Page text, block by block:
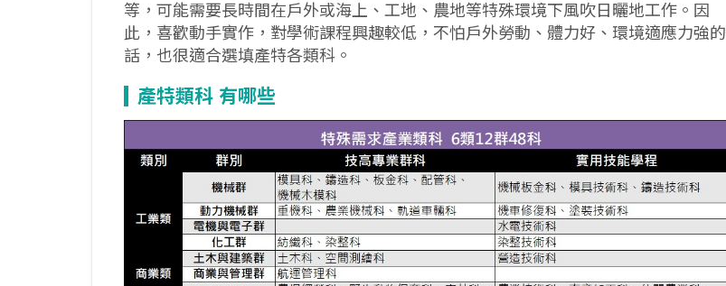
等，可能需要長時間在戶外或海上、工地、農地等特殊環境下風吹日曬地工作。因
此，喜歡動手實作，對學術課程興趣較低，不怕戶外勞動、體力好、環境適應力強的
話，也很適合選填產特各類科。
產特類科 有哪些